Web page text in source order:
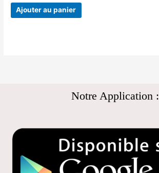
Ajouter au panier
Notre Application :